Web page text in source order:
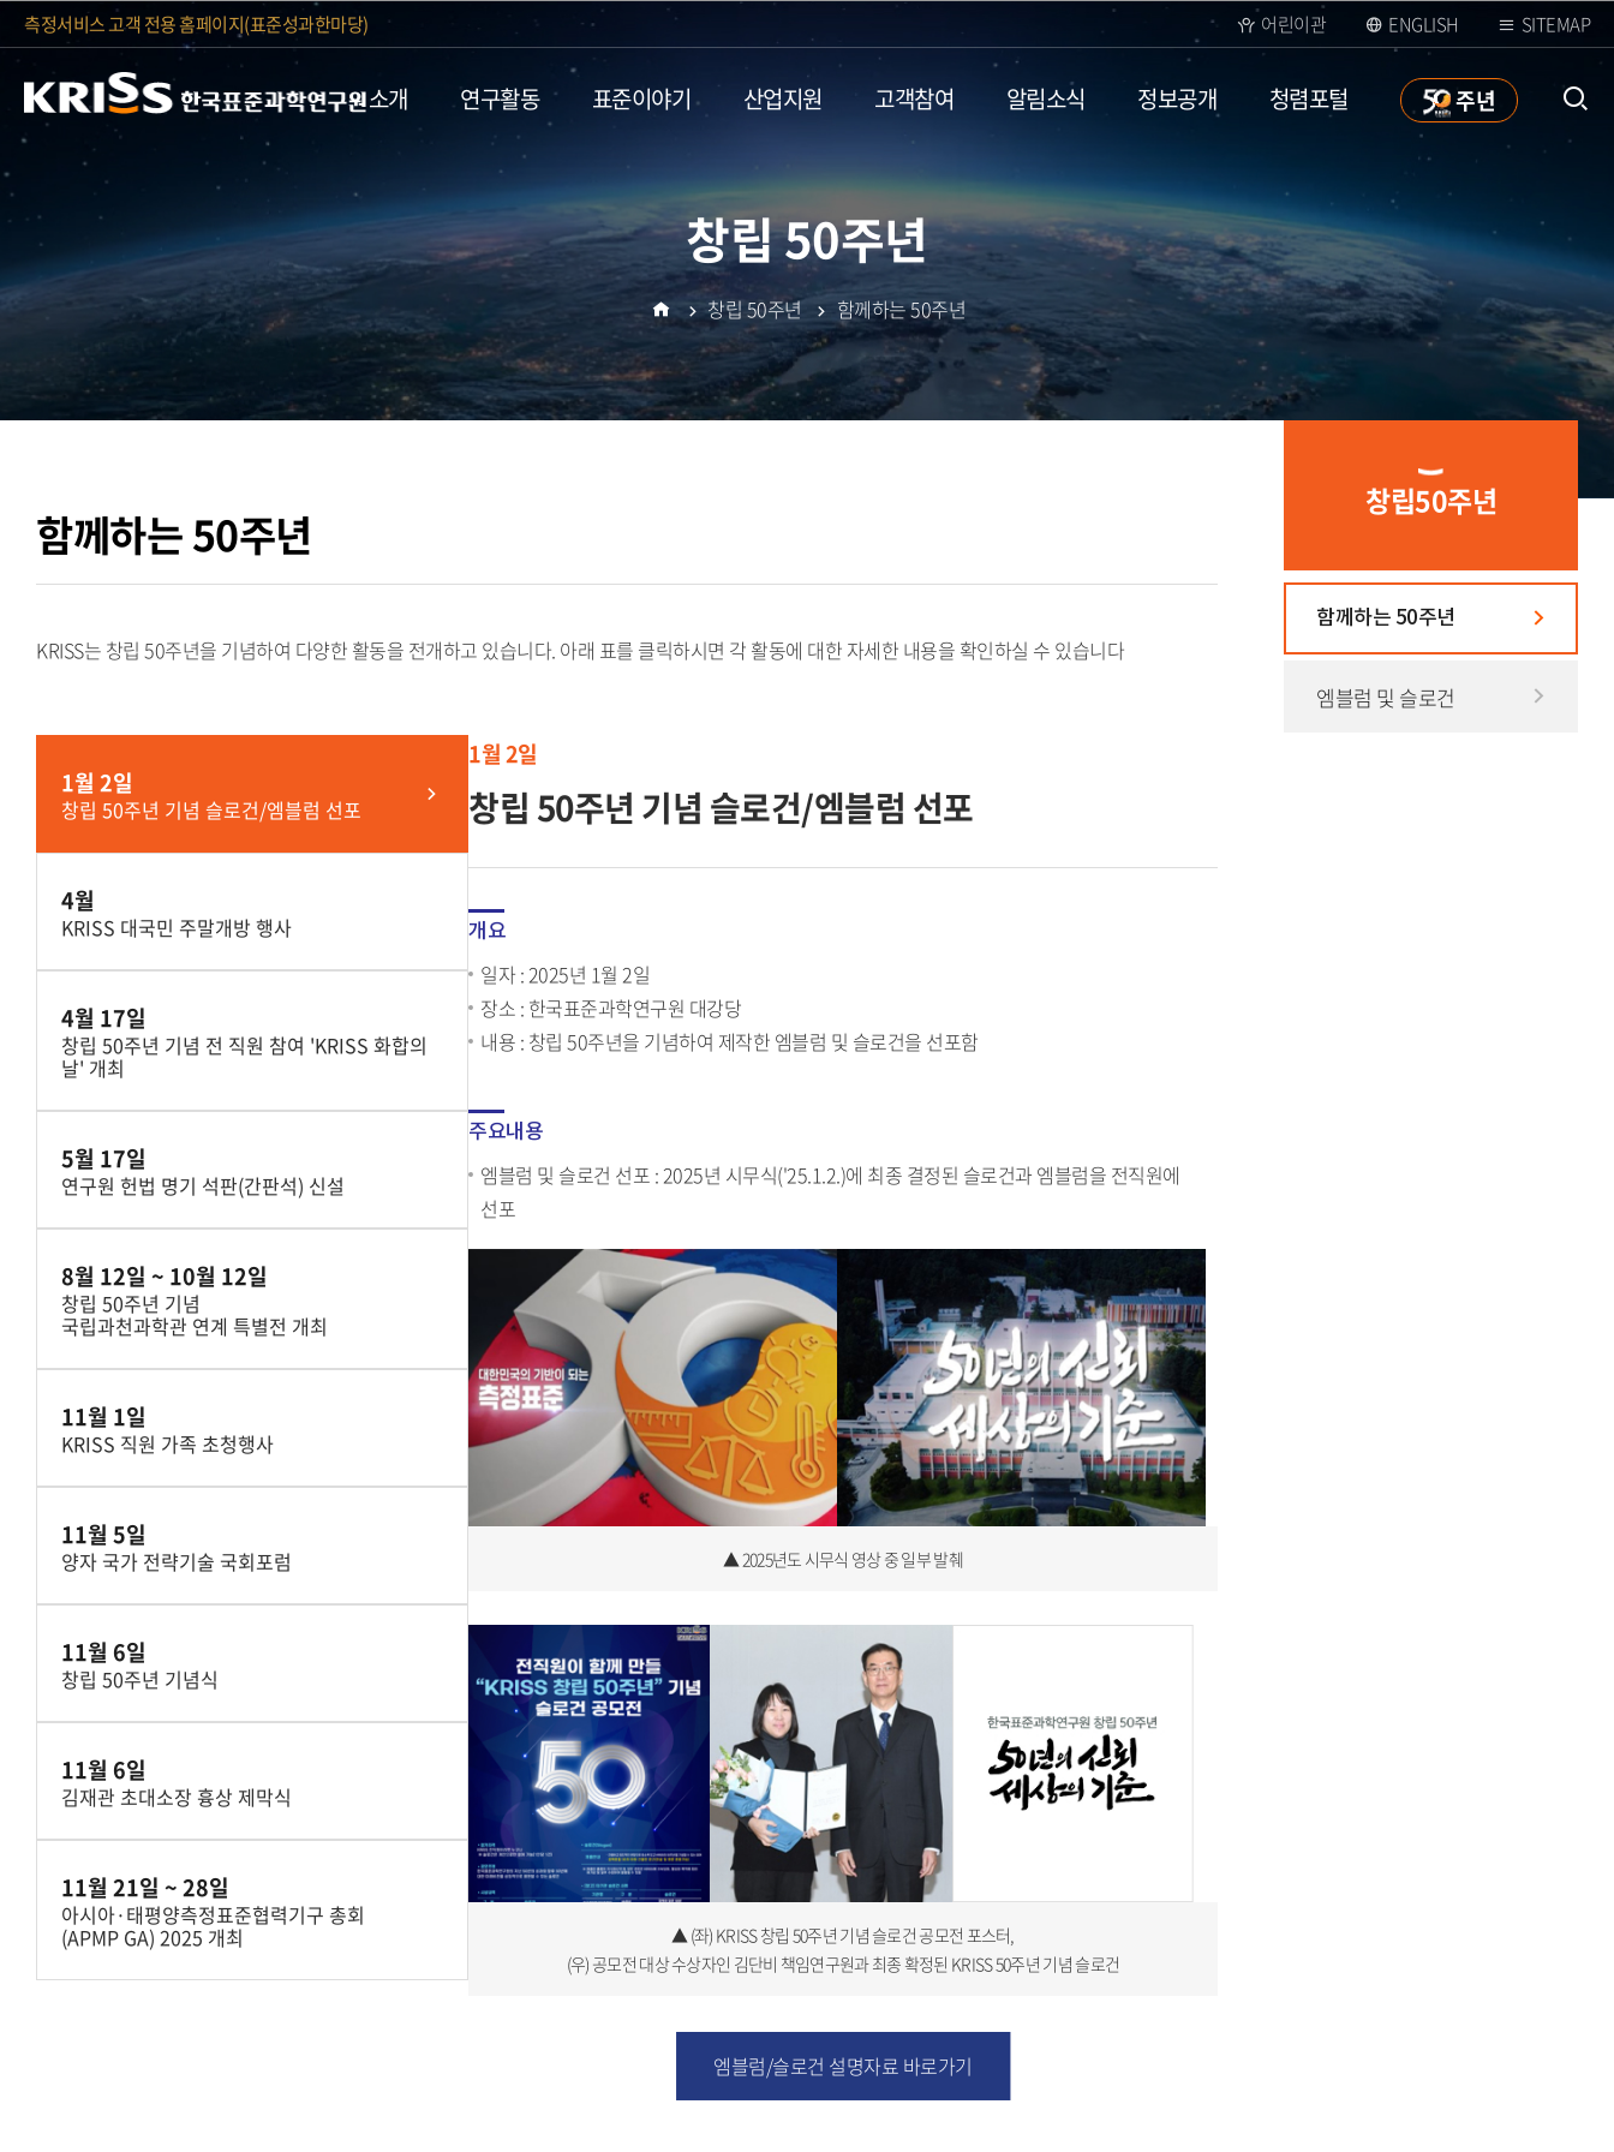
측정서비스 고객 전용 홈페이지(표준성과한마당) 어린이관 ENGLISH SITEMAP
색 열
소개 연구활동 표준이야기 산업지원 고객참여 알림소식 정보공개 청렴포털 50
주년
창립 50주년
창립50주년
함께하는 50주년
엠블럼 및 슬로건
함께하는 50주년
홈
창립 50주년 함께하는 50주년
KRISS는 창립 50주년을 기념하여 다양한 활동을 전개하고 있습니다. 아래 표를 클릭하시면 각 활동에 대한 자세한 내용을 확인하실 수 있습니다
1월 2일
창립 50주년 기념 슬로건/엠블럼 선포
4월
KRISS 대국민 주말개방 행사
4월 17일
창립 50주년 기념 전 직원 참여 'KRISS 화합의
날' 개최
5월 17일
연구원 헌법 명기 석판(간판석) 신설
8월 12일 ~ 10월 12일
창립 50주년 기념
국립과천과학관 연계 특별전 개최
11월 1일
KRISS 직원 가족 초청행사
11월 5일
양자 국가 전략기술 국회포럼
11월 6일
창립 50주년 기념식
11월 6일
김재관 초대소장 흉상 제막식
11월 21일 ~ 28일
아시아·태평양측정표준협력기구 총회
(APMP GA) 2025 개최
1월 2일
창립 50주년 기념 슬로건/엠블럼 선포
개요
일자 : 2025년 1월 2일
장소 : 한국표준과학연구원 대강당
내용 : 창립 50주년을 기념하여 제작한 엠블럼 및 슬로건을 선포함
주요내용
엠블럼 및 슬로건 선포 : 2025년 시무식('25.1.2.)에 최종 결정된 슬로건과 엠블럼을 전직원에
선포
▲ 2025년도 시무식 영상 중 일부 발췌
▲ (좌) KRISS 창립 50주년 기념 슬로건 공모전 포스터,
(우) 공모전 대상 수상자인 김단비 책임연구원과 최종 확정된 KRISS 50주년 기념 슬로건
엠블럼/슬로건 설명자료 바로가기